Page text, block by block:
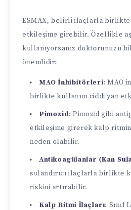
ESMAX, belirli ilaçlarla birlikte
etkileşime girebilir. Özellikle
kullanıyorsanız doktorunuzu
önemlidir:
MAO İnhibitörleri: MAO
birlikte kullanım ciddi yan
Pimozid: Pimozid gibi
etkileşime girerek kalp
neden olabilir.
Antikoagülanlar (Kan
sulandırıcı ilaçlarla birlikte
riskini artırabilir.
Kalp Ritmi İlaçları: Sınıf